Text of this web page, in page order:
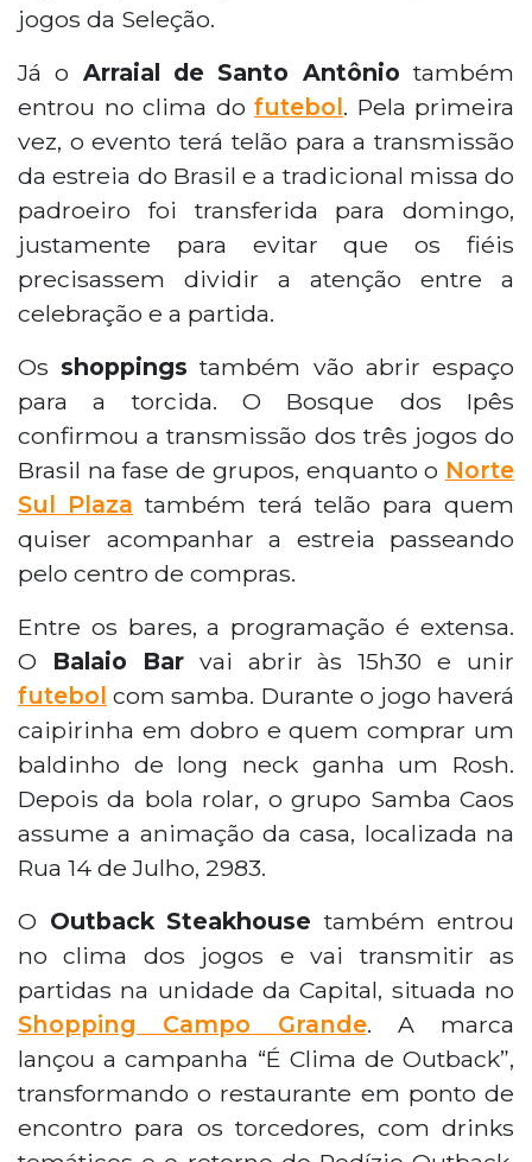
jogos da Seleção.
Já o Arraial de Santo Antônio também
entrou no clima do futebol. Pela primeira
vez, o evento terá telão para a transmissão
da estreia do Brasil e a tradicional missa do
padroeiro foi transferida para domingo,
justamente para evitar que os fiéis
precisassem dividir a atenção entre a
celebração e a partida.
Os shoppingstambém vão abrir espaço
para a torcida. O Bosque dos Ipês
confirmou a transmissão dos três jogos do
Brasil na fase de grupos, enquanto o Norte
Sul Plaza também terá telão para quem
quiser acompanhar a estreia passeando
pelo centro de compras.
Entre os bares, a programação é extensa.
O Balaio Bar vai abrir às 15h30 e unir
futebol com samba. Durante o jogo haverá
caipirinha em dobro e quem comprar um
baldinho de long neck ganha um Rosh.
Depois da bola rolar, o grupo Samba Caos
assume a animação da casa, localizada na
Rua 14 de Julho, 2983.
O Outback Steakhouse também entrou
no clima dos jogos e vai transmitir as
partidas na unidade da Capital, situada no
Shopping Campo Grande. A marca
lançou a campanha “É Clima de Outback”,
transformando o restaurante em ponto de
encontro para os torcedores, com drinks